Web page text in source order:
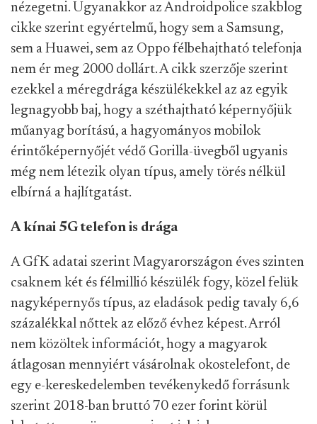
nézegetni. Ugyanakkor az Androidpolice szakblog
cikke szerint egyértelmű, hogy sem a Samsung,
sem a Huawei, sem az Oppo félbehajtható telefonja
nem ér meg 2000 dollárt. A cikk szerzője szerint
ezekkel a méregdrága készülékekkel az az egyik
legnagyobb baj, hogy a széthajtható képernyőjük
műanyag borítású, a hagyományos mobilok
érintőképernyőjét védő Gorilla-üvegből ugyanis
még nem létezik olyan típus, amely törés nélkül
elbírná a hajlítgatást.
A kínai 5G telefon is drága
A GfK adatai szerint Magyarországon éves szinten
csaknem két és félmillió készülék fogy, közel felük
nagyképernyős típus, az eladások pedig tavaly 6,6
százalékkal nőttek az előző évhez képest. Arról
nem közöltek információt, hogy a magyarok
átlagosan mennyiért vásárolnak okostelefont, de
egy e-kereskedelemben tevékenykedő forrásunk
szerint 2018-ban bruttó 70 ezer forint körül